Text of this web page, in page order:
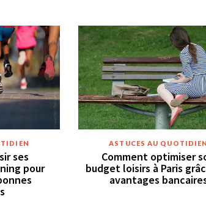
ses
pour
ASTUCES AU
Comment optimiser
budget loisirs à Paris
avantages